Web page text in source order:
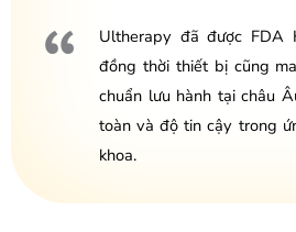
Ultherapy đã được FDA
đồng thời thiết bị cũng
chuẩn lưu hành tại châu
toàn và độ tin cậy trong
khoa.